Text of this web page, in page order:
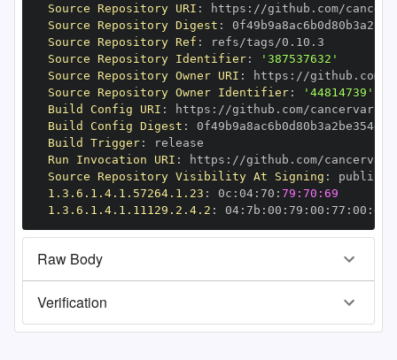
Source Repository URI : https :
Source Repository Digest :
Source Repository Ref :
Source Repository Identifier:
'387537632'
Source Repository Owner URI : https :
Source Repository Owner Identifier:
'44814739'
Build Config URI : https :
Build Config Digest :
Build Trigger:
Run Invocation URI : https :
Source Repository Visibility At Signing :
1.3.6.1.4.1.57264.1.23 : 0c : 04: 70 : 79:70:69
1.3.6.1.4.1.11129.2.4.2 : 04: 7b : 00 : 79 : 00 : 77 : 00 : dd
Raw Body
Verification